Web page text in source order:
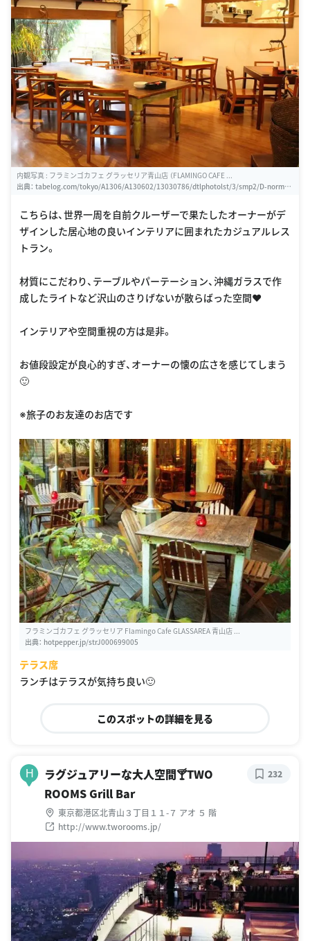
内観写真 : フラミンゴカフェ グラッセリア青山店 （FLAMINGO CAFE ...
出典： tabelog.com/tokyo/A1306/A130602/13030786/dtlphotolst/3/smp2/D-normal/
こちらは、世界一周を自前クルーザーで果たしたオーナーがデ
ザインした居心地の良いインテリアに囲まれたカジュアルレス
トラン。
材質にこだわり、テーブルやパーテーション、沖縄ガラスで作
成したライトなど沢山のさりげないが散らばった空間❤️
インテリアや空間重視の方は是非。
お値段設定が良心的すぎ、オーナーの懐の広さを感じてしまう
🙂
※旅子のお友達のお店です
フラミンゴカフェ グラッセリア Flamingo Cafe GLASSAREA 青山店 ...
出典： hotpepper.jp/strJ000699005
テラス席
ランチはテラスが気持ち良い🙂
このスポットの詳細を見る
H
ラグジュアリーな大人空間🍸TWO
ROOMS Grill Bar
東京都港区北青山３丁目１１-７ アオ ５ 階
http://www.tworooms.jp/
232